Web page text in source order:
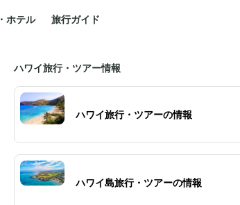
ホテル 旅行ガイド
ハワイ旅行・ツアー情報
ハワイ旅行・ツアーの情報
ハワイ島旅行・ツアーの情報